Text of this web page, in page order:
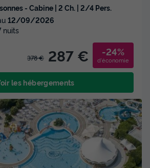
- Cabine | 2 Ch. | 2/4 Pers.
12/09/2026
nuits
378 € 287 € -24%
d'économie
les hébergements